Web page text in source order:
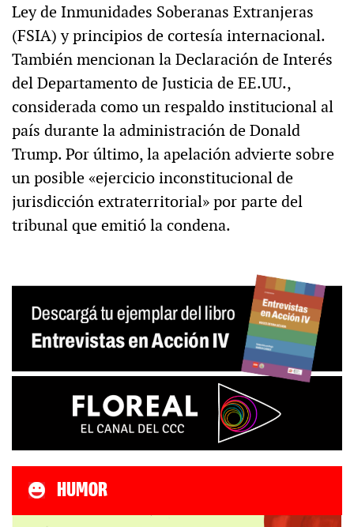
Ley de Inmunidades Soberanas Extranjeras
(FSIA) y principios de cortesía internacional.
También mencionan la Declaración de Interés
del Departamento de Justicia de EE.UU.,
considerada como un respaldo institucional al
país durante la administración de Donald
Trump. Por último, la apelación advierte sobre
un posible «ejercicio inconstitucional de
jurisdicción extraterritorial» por parte del
tribunal que emitió la condena.
HUMOR